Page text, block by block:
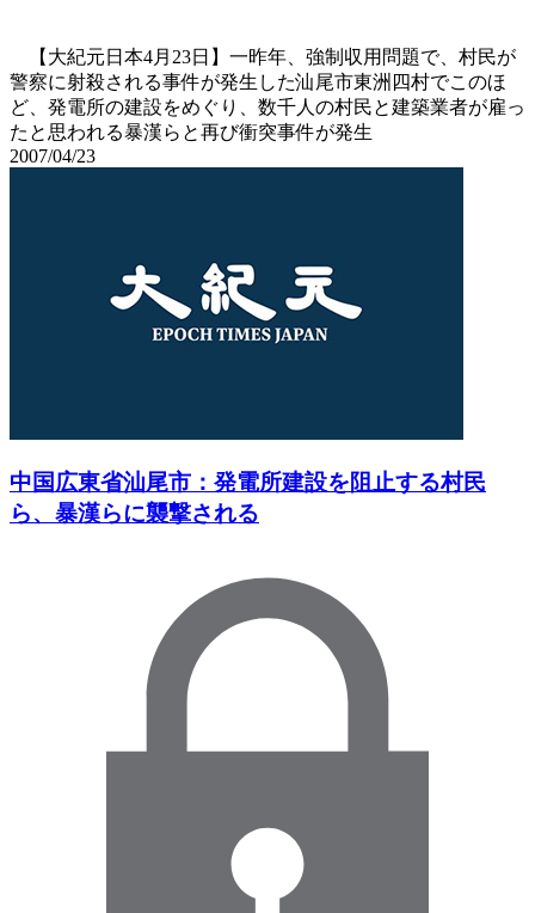
【大紀元日本4月23日】一昨年、強制収用問題で、村民が
警察に射殺される事件が発生した汕尾市東洲四村でこのほ
ど、発電所の建設をめぐり、数千人の村民と建築業者が雇っ
たと思われる暴漢らと再び衝突事件が発生
2007/04/23
中国広東省汕尾市：発電所建設を阻止する村民
ら、暴漢らに襲撃される